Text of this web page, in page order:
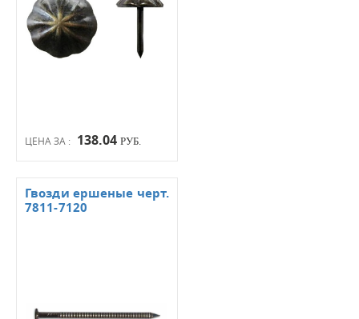
ЦЕНА ЗА : 138.04 РУБ.
Гвозди ершеные черт.
7811-7120